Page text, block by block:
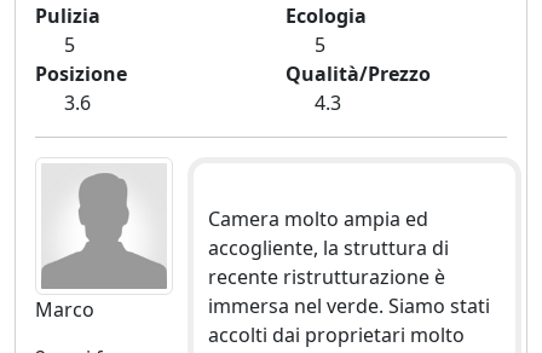
Pulizia
5
Ecologia
5
Posizione
3.6
Qualità/Prezzo
4.3
Marco
Camera molto ampia ed
accogliente, la struttura di
recente ristrutturazione è
immersa nel verde. Siamo stati
accolti dai proprietari molto